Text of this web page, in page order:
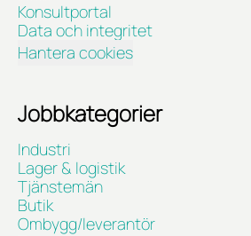
Konsultportal
Data och integritet
Hantera cookies
Jobbkategorier
Industri
Lager & logistik
Tjänstemän
Butik
Ombygg/leverantör